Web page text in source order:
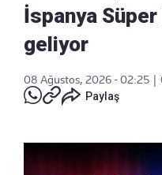
İspanya Süper
geliyor
08 Ağustos, 2026 - 02:25
Paylaş